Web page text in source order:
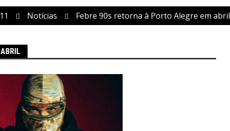
11 Notícias Febre 90s retorna à Porto Alegre em abril